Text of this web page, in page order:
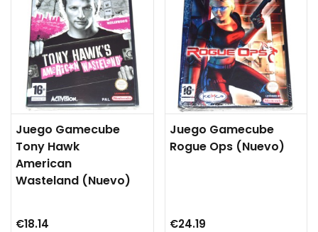
Juego Gamecube
Tony Hawk
American
Wasteland (nuevo)
€18.14
Juego Gamecube
Rogue Ops (nuevo)
€24.19